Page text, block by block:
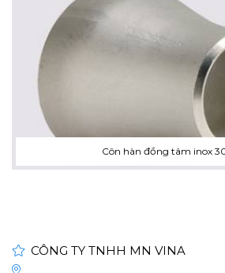
Côn hàn đồng tâm inox
CÔNG TY TNHH MN VINA